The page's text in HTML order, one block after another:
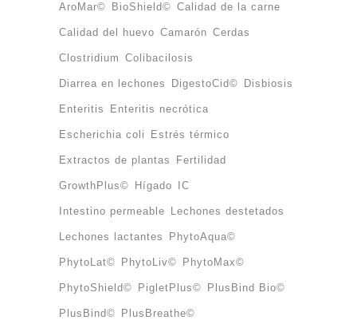
AroMar© BioShield© Calidad de la carne
Calidad del huevo Camarón Cerdas
Clostridium Colibacilosis
Diarrea en lechones DigestoCid© Disbiosis
Enteritis Enteritis necrótica
Escherichia coli Estrés térmico
Extractos de plantas Fertilidad
GrowthPlus© Hígado IC
Intestino permeable Lechones destetados
Lechones lactantes PhytoAqua©
PhytoLat© PhytoLiv© PhytoMax©
PhytoShield© PigletPlus© PlusBind Bio©
PlusBind© PlusBreathe©